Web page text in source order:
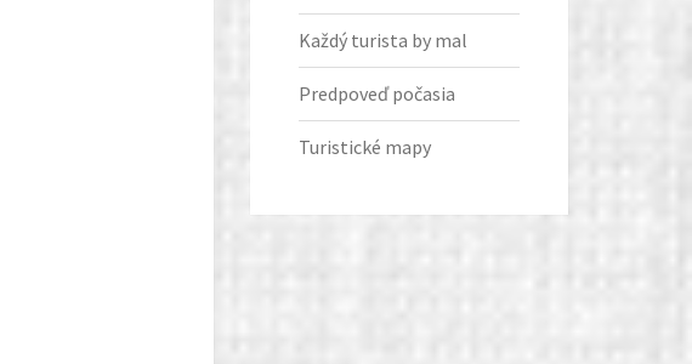
Každý turista by mal
Predpoveď počasia
Turistické mapy